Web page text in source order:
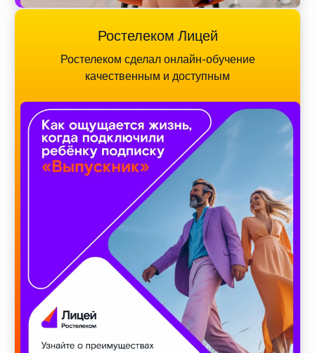
Ростелеком Лицей
Ростелеком сделал онлайн-обучение
качественным и доступным